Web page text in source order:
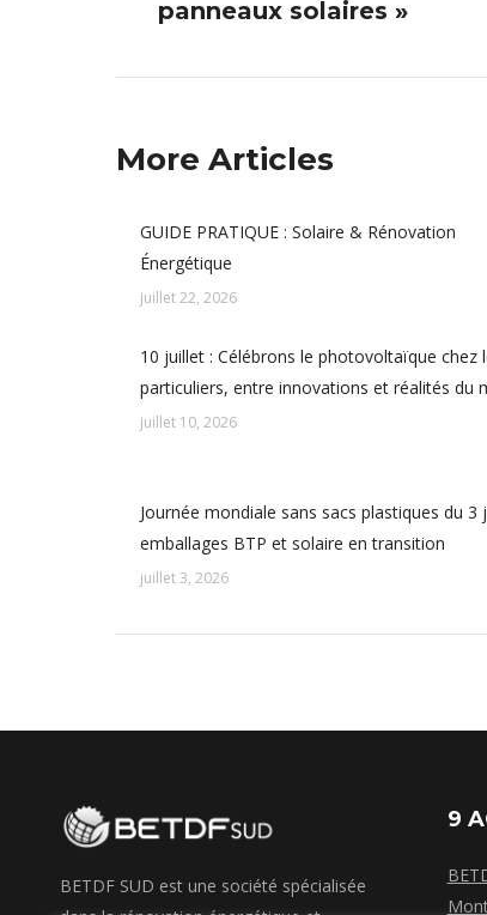
panneaux solaires »
More Articles
GUIDE PRATIQUE : Solaire & Rénovation
Énergétique
juillet 22, 2026
10 juillet : Célébrons le photovoltaïque chez
particuliers, entre innovations et réalités du
juillet 10, 2026
Journée mondiale sans sacs plastiques du 3
emballages BTP et solaire en transition
juillet 3, 2026
BETDF SUD est une société spécialisée
9